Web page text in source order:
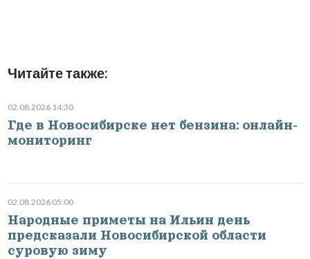
Читайте также:
02.08.2026 14:30
Где в Новосибирске нет бензина: онлайн-
мониторинг
02.08.2026 05:00
Народные приметы на Ильин день
предсказали Новосибирской области
суровую зиму